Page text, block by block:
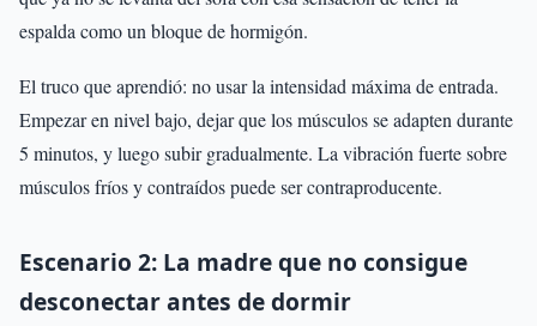
espalda como un bloque de hormigón.
El truco que aprendió: no usar la intensidad máxima de entrada.
Empezar en nivel bajo, dejar que los músculos se adapten durante
5 minutos, y luego subir gradualmente. La vibración fuerte sobre
músculos fríos y contraídos puede ser contraproducente.
Escenario 2: La madre que no consigue
desconectar antes de dormir